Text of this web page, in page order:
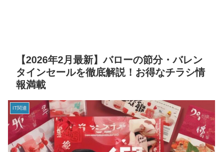
【2026年2月最新】バローの節分・バレン
タインセールを徹底解説！お得なチラシ情
報満載
IT関連